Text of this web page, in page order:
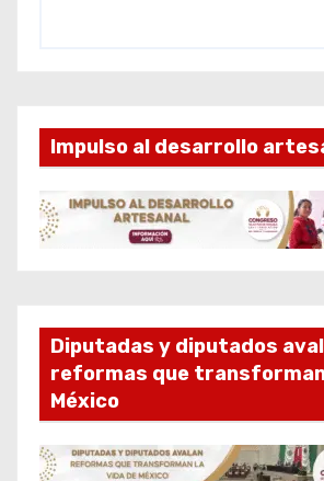
Impulso al desarrollo
Diputadas y diputados
reformas que
México